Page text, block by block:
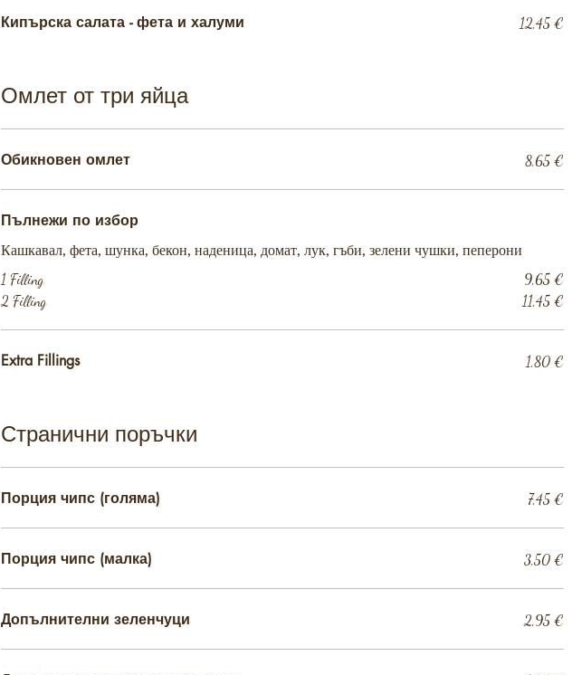
Кипърска салата - фета и халуми 12,45 €
Омлет от три яйца
Обикновен омлет 8,65 €
Пълнежи по избор
Кашкавал, фета, шунка, бекон, наденица, домат, лук, гъби, зелени чушки, пеперони
1 Filling
9,65 €
2 Filling
11,45 €
Extra Fillings 1,80 €
Странични поръчки
Порция чипс (голяма) 7,45 €
Порция чипс (малка) 3,50 €
Допълнителни зеленчуци 2,95 €